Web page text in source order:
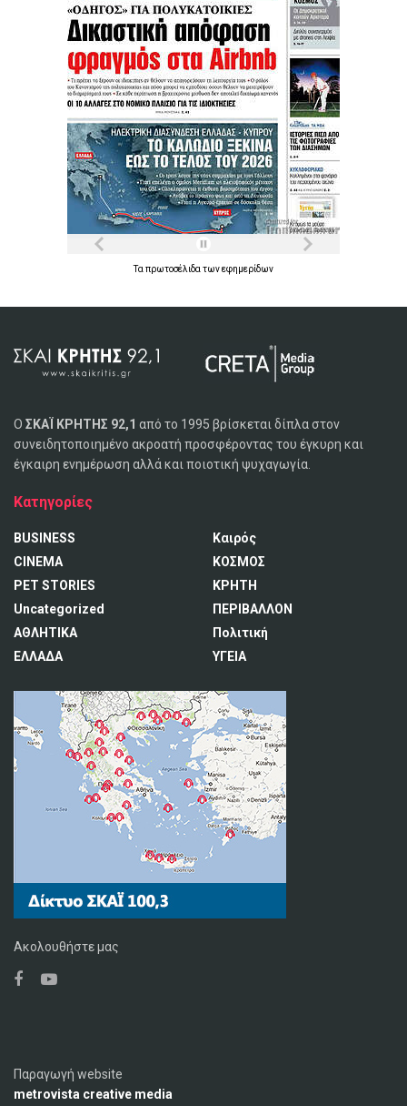
Τα πρωτοσέλιδα τωνεφημερίδων
Ο ΣΚΑΪ ΚΡΗΤΗΣ 92,1 από το 1995 βρίσκεται δίπλα στον
συνειδητοποιημένο ακροατή προσφέροντας του έγκυρη και
έγκαιρη ενημέρωση αλλά και ποιοτική ψυχαγωγία.
Κατηγορίες
BUSINESS
CINEMA
PET STORIES
Uncategorized
ΑΘΛΗΤΙΚΑ
ΕΛΛΑΔΑ
Καιρός
ΚΟΣΜΟΣ
ΚΡΗΤΗ
ΠΕΡΙΒΑΛΛΟΝ
Πολιτική
ΥΓΕΙΑ
Ακολουθήστε μας
Παραγωγή website
metrovista creative media